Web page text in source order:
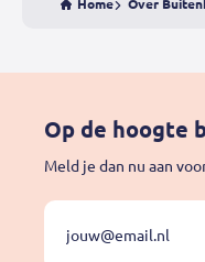
Home Over
Op de hoogte
Meld je dan nu aan
E-
mailadres:
Velden
met